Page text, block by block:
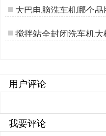
大巴电脑洗车机哪个
搅拌站全封闭洗车机
晟]…
用户评论
我要评论